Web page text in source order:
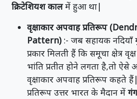
क्रिटेशियश कालमें हुआ था|
वृक्षाकार अपवाह प्रतिरूप
Pattern):- जब सहायक नदियाँ
प्रकार मिलती हैं कि समूचा क्षेत्र
भांति प्रतीत होने लगता है,तो ऐसे
वृक्षाकार अपवाह प्रतिरूप कहते
प्रतिरूप उत्तर भारत के मैदान में